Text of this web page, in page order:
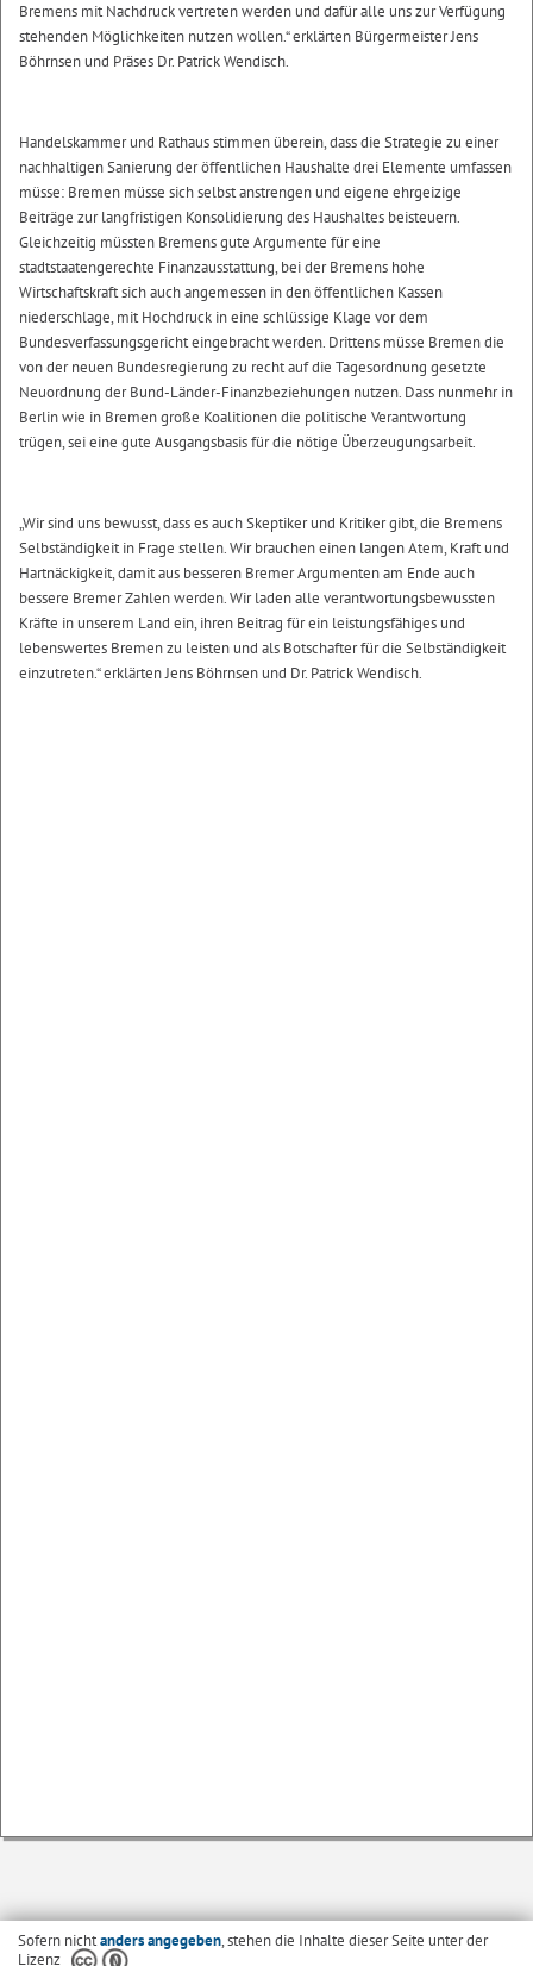
Bremens mit Nachdruck vertreten werden und dafür alle uns zur Verfügung
stehenden Möglichkeiten nutzen wollen.“ erklärten Bürgermeister Jens
Böhrnsen und Präses Dr. Patrick Wendisch.
Handelskammer und Rathaus stimmen überein, dass die Strategie zu einer
nachhaltigen Sanierung der öffentlichen Haushalte drei Elemente umfassen
müsse: Bremen müsse sich selbst anstrengen und eigene ehrgeizige
Beiträge zur langfristigen Konsolidierung des Haushaltes beisteuern.
Gleichzeitig müssten Bremens gute Argumente für eine
stadtstaatengerechte Finanzausstattung, bei der Bremens hohe
Wirtschaftskraft sich auch angemessen in den öffentlichen Kassen
niederschlage, mit Hochdruck in eine schlüssige Klage vor dem
Bundesverfassungsgericht eingebracht werden. Drittens müsse Bremen die
von der neuen Bundesregierung zu recht auf die Tagesordnung gesetzte
Neuordnung der Bund-Länder-Finanzbeziehungen nutzen. Dass nunmehr in
Berlin wie in Bremen große Koalitionen die politische Verantwortung
trügen, sei eine gute Ausgangsbasis für die nötige Überzeugungsarbeit.
„Wir sind uns bewusst, dass es auch Skeptiker und Kritiker gibt, die Bremens
Selbständigkeit in Frage stellen. Wir brauchen einen langen Atem, Kraft und
Hartnäckigkeit, damit aus besseren Bremer Argumenten am Ende auch
bessere Bremer Zahlen werden. Wir laden alle verantwortungsbewussten
Kräfte in unserem Land ein, ihren Beitrag für ein leistungsfähiges und
lebenswertes Bremen zu leisten und als Botschafter für die Selbständigkeit
einzutreten.“ erklärten Jens Böhrnsen und Dr. Patrick Wendisch.
Sofern nichtanders angegeben, stehen die Inhalte dieser Seite unter der
Lizenz